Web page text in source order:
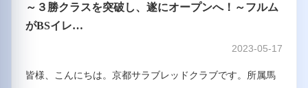
～３勝クラスを突破し、遂にオープンへ！～フルム
がBSイレ…
2023-05-17
皆様、こんにちは。京都サラブレッドクラブです。所属馬